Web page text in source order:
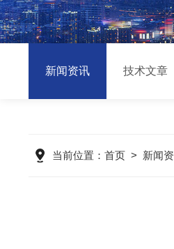
新闻资讯 技术文章
当前位置： 首页> 新闻